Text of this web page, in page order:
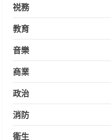
祱務
教育
音樂
商業
政治
消防
衛生